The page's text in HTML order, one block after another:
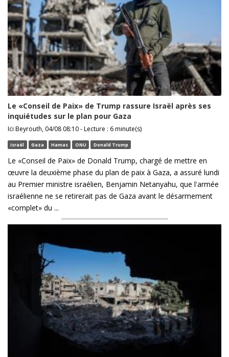
Le «Conseil de Paix» de Trump rassure Israël après ses
inquiétudes sur le plan pour Gaza
Ici Beyrouth, 04/08 08:10 - Lecture : 6 minute(s)
Israël Gaza Hamas ONU Donald Trump
Le «Conseil de Paix» de Donald Trump, chargé de mettre en
œuvre la deuxième phase du plan de paix à Gaza, a assuré lundi
au Premier ministre israélien, Benjamin Netanyahu, que l'armée
israélienne ne se retirerait pas de Gaza avant le désarmement
«complet» du ...